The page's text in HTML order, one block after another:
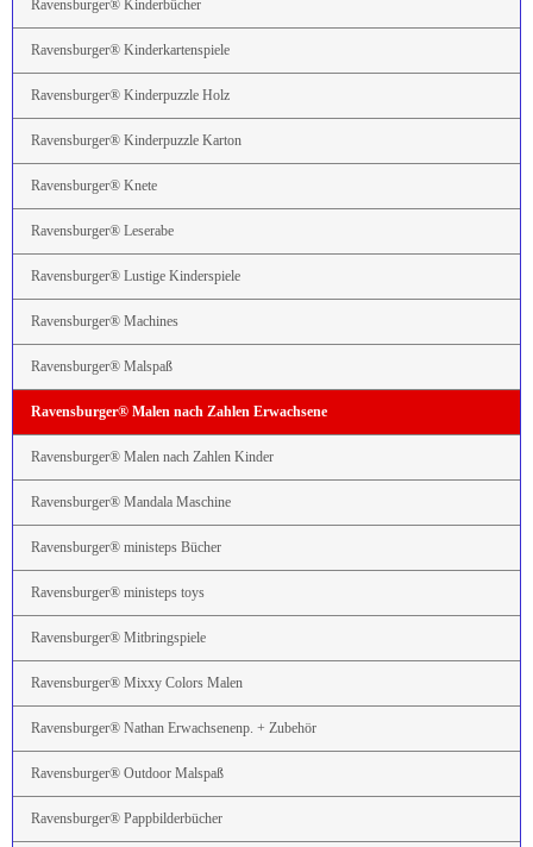
Ravensburger® Kinderbücher
Ravensburger® Kinderkartenspiele
Ravensburger® Kinderpuzzle Holz
Ravensburger® Kinderpuzzle Karton
Ravensburger® Knete
Ravensburger® Leserabe
Ravensburger® Lustige Kinderspiele
Ravensburger® Machines
Ravensburger® Malspaß
Ravensburger® Malen nach Zahlen Erwachsene
Ravensburger® Malen nach Zahlen Kinder
Ravensburger® Mandala Maschine
Ravensburger® ministeps Bücher
Ravensburger® ministeps toys
Ravensburger® Mitbringspiele
Ravensburger® Mixxy Colors Malen
Ravensburger® Nathan Erwachsenenp. + Zubehör
Ravensburger® Outdoor Malspaß
Ravensburger® Pappbilderbücher